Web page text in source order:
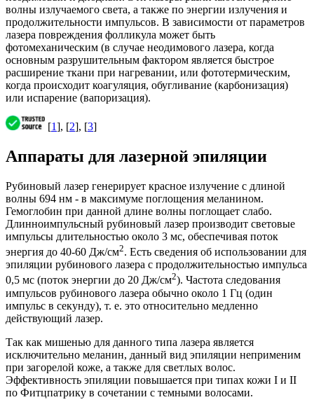
волны излучаемого света, а также по энергии излучения и
продолжительности импульсов. В зависимости от параметров
лазера повреждения фолликула может быть
фотомеханическим (в случае неодимового лазера, когда
основным разрушительным фактором является быстрое
расширение ткани при нагревании, или фототермическим,
когда происходит коагуляция, обугливание (карбонизация)
или испарение (вапоризация).
[1], [2], [3]
Аппараты для лазерной эпиляции
Рубиновый лазер генерирует красное излучение с длиной
волны 694 нм - в максимуме поглощения меланином.
Гемоглобин при данной длине волны поглощает слабо.
Длинноимпульсный рубиновый лазер производит световые
импульсы длительностью около 3 мс, обеспечивая поток
энергия до 40-60 Дж/см2. Есть сведения об использовании для
эпиляции рубинового лазера с продолжительностью импульса
0,5 мс (поток энергии до 20 Дж/см2). Частота следования
импульсов рубинового лазера обычно около 1 Гц (один
импульс в секунду), т. е. это относительно медленно
действующий лазер.
Так как мишенью для данного типа лазера является
исключительно меланин, данный вид эпиляции неприменим
при загорелой коже, а также для светлых волос.
Эффективность эпиляции повышается при типах кожи I и II
по Фитцпатрику в сочетании с темными волосами.